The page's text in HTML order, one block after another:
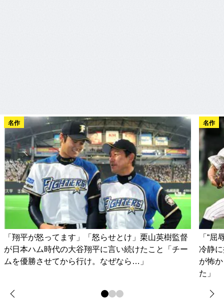
名作
「翔平が怒ってます」「怒らせとけ」栗山英樹監督
が日本ハム時代の大谷翔平に言い続けたこと「チー
ムを優勝させてから行け。なぜなら…」
名作
「“
冷静
が怖
た」